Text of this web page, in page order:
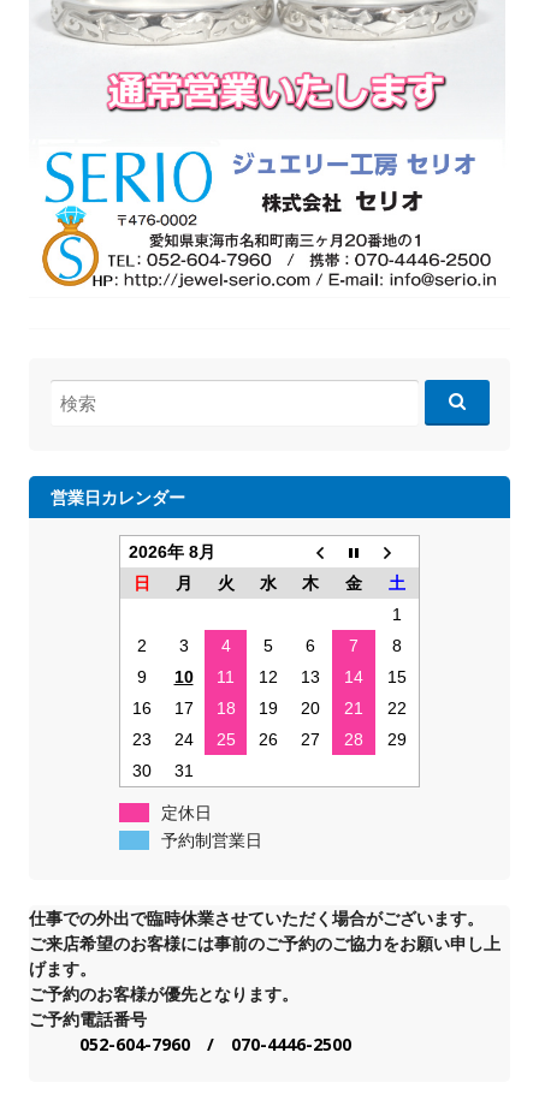
検
索:
営業日カレンダー
2026年 8月
日
月 火 水 木 金
土
1
2
3 4 5 6 7
8
9
10 11 12 13 14
15
16
17 18 19 20 21
22
23
24 25 26 27 28
29
30
31
定休日
予約制営業日
仕事での外出で臨時休業させていただく場合がございます。
ご来店希望のお客様には事前のご予約のご協力をお願い申し上
げます。
ご予約のお客様が優先となります。
ご予約電話番号
052-604-7960 / 070-4446-2500